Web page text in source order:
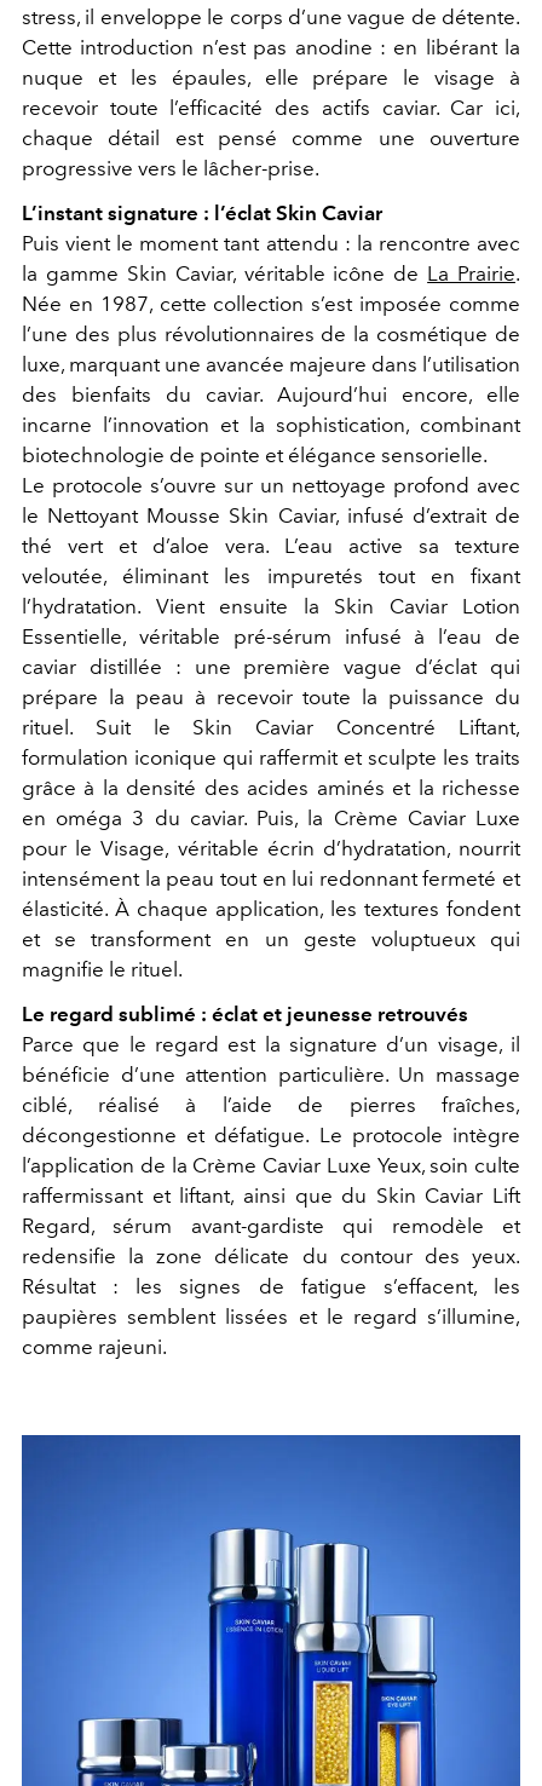
stress, il enveloppe le corps d’une vague de détente.
Cette introduction n’est pas anodine : en libérant la
nuque et les épaules, elle prépare le visage à
recevoir toute l’efficacité des actifs caviar. Car ici,
chaque détail est pensé comme une ouverture
progressive vers le lâcher-prise.
L’instant signature : l’éclat Skin Caviar
Puis vient le moment tant attendu : la rencontre avec
la gamme Skin Caviar, véritable icône de La Prairie.
Née en 1987, cette collection s’est imposée comme
l’une des plus révolutionnaires de la cosmétique de
luxe, marquant une avancée majeure dans l’utilisation
des bienfaits du caviar. Aujourd’hui encore, elle
incarne l’innovation et la sophistication, combinant
biotechnologie de pointe et élégance sensorielle.
Le protocole s’ouvre sur un nettoyage profond avec
le Nettoyant Mousse Skin Caviar, infusé d’extrait de
thé vert et d’aloe vera. L’eau active sa texture
veloutée, éliminant les impuretés tout en fixant
l’hydratation. Vient ensuite la Skin Caviar Lotion
Essentielle, véritable pré-sérum infusé à l’eau de
caviar distillée : une première vague d’éclat qui
prépare la peau à recevoir toute la puissance du
rituel. Suit le Skin Caviar Concentré Liftant,
formulation iconique qui raffermit et sculpte les traits
grâce à la densité des acides aminés et la richesse
en oméga 3 du caviar. Puis, la Crème Caviar Luxe
pour le Visage, véritable écrin d’hydratation, nourrit
intensément la peau tout en lui redonnant fermeté et
élasticité. À chaque application, les textures fondent
et se transforment en un geste voluptueux qui
magnifie le rituel.
Le regard sublimé : éclat et jeunesse retrouvés
Parce que le regard est la signature d’un visage, il
bénéficie d’une attention particulière. Un massage
ciblé, réalisé à l’aide de pierres fraîches,
décongestionne et défatigue. Le protocole intègre
l’application de la Crème Caviar Luxe Yeux, soin culte
raffermissant et liftant, ainsi que du Skin Caviar Lift
Regard, sérum avant-gardiste qui remodèle et
redensifie la zone délicate du contour des yeux.
Résultat : les signes de fatigue s’effacent, les
paupières semblent lissées et le regard s’illumine,
comme rajeuni.